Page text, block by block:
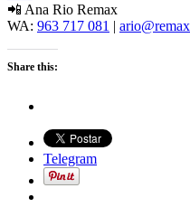
📲 Ana Rio Remax
WA: 963 717 081 |
Share this:
Telegram